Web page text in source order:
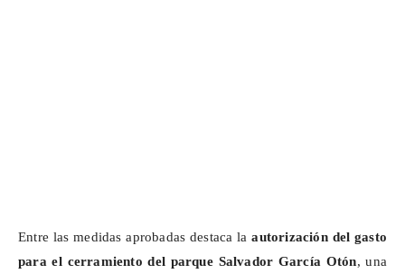
Entre las medidas aprobadas destaca laautorización del gasto
para el cerramiento del parque Salvador García Otón, una